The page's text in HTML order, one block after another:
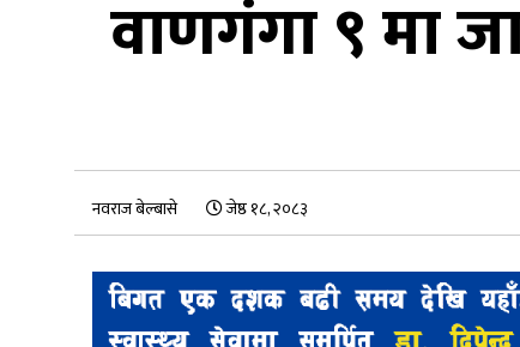
वाणगंगा ९ मा
नवराज बेल्बासे जेष्ठ १८, २०८३